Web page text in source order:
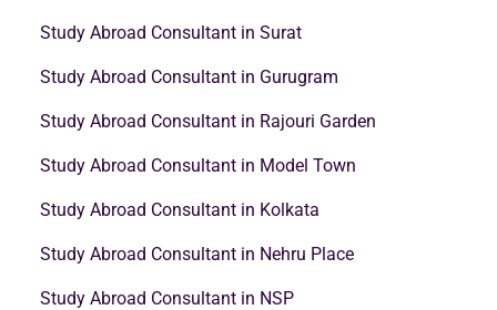
Study Abroad Consultant in Surat
Study Abroad Consultant in Gurugram
Study Abroad Consultant in Rajouri Garden
Study Abroad Consultant in Model Town
Study Abroad Consultant in Kolkata
Study Abroad Consultant in Nehru Place
Study Abroad Consultant in NSP